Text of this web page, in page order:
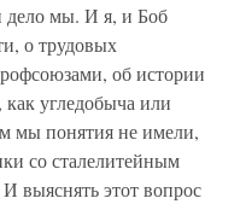
дело мы. И я, и Боб
о трудовых
об истории
угледобыча или
мы понятия не имели,
со сталелитейным
выяснять этот вопрос